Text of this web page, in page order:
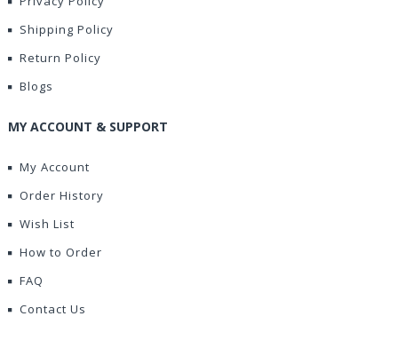
Shipping Policy
Return Policy
Blogs
MY ACCOUNT & SUPPORT
My Account
Order History
Wish List
How to Order
FAQ
Contact Us